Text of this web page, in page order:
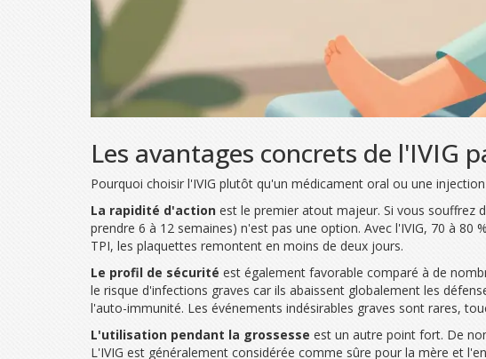
Les avantages concrets de
Pourquoi choisir l'IVIG plutôt qu'un médicament oral ou une
La rapidité d'action est le premier atout majeur. Si vous souffrez
prendre 6 à 12 semaines) n'est pas une option. Avec l'IVIG, 70 à
TPI, les plaquettes remontent en moins de deux jours.
Le profil de sécurité est également favorable comparé à de
le risque d'infections graves car ils abaissent globalement les
l'auto-immunité. Les événements indésirables graves sont rares,
L'utilisation pendant la grossesse est un autre point fort. De
L'IVIG est généralement considérée comme sûre pour la mère et